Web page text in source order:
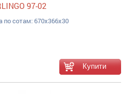
97-02
по сотам: 670x366x30